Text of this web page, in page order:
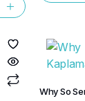
Why So